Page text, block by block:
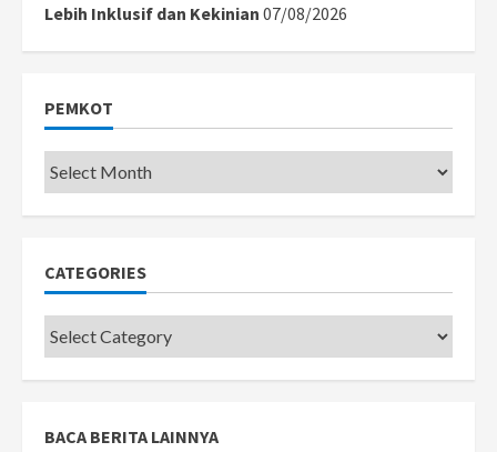
Lebih Inklusif dan Kekinian 07/08/2026
PEMKOT
Pemkot
CATEGORIES
Categories
BACA BERITA LAINNYA